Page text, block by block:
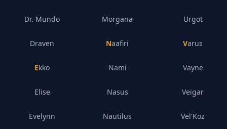
Dr. Mundo
Draven
Ekko
Elise
Evelynn
Morgana
Naafiri
Nami
Nasus
Nautilus
Urgot
Varus
Vayne
Veigar
Vel'Koz